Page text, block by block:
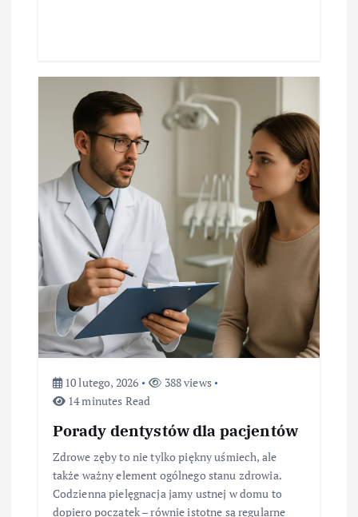
10 lutego, 2026
388 views
14 minutes Read
Porady dentystów dla pacjentów
Zdrowe zęby to nie tylko piękny uśmiech, ale
także ważny element ogólnego stanu zdrowia.
Codzienna pielęgnacja jamy ustnej w domu to
dopiero początek – równie istotne są regularne